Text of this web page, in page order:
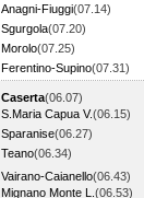
Anagni-Fiuggi(07.14)
Sgurgola(07.20)
Morolo(07.25)
Ferentino-Supino(07.31)
Caserta(06.07)
S.Maria Capua V.(06.15)
Sparanise(06.27)
Teano(06.34)
Vairano-Caianello(06.43)
Mignano Monte L. (06.53)